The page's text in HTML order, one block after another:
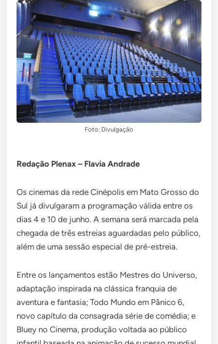
Foto: Divulgação
Redação Plenax – Flavia Andrade
Os cinemas da rede Cinépolis em Mato Grosso do
Sul já divulgaram a programação válida entre os
dias 4 e 10 de junho. A semana será marcada pela
chegada de três estreias aguardadas pelo público,
além de uma sessão especial de pré-estreia.
Entre os lançamentos estão Mestres do Universo,
adaptação inspirada na clássica franquia de
aventura e fantasia; Todo Mundo em Pânico 6,
novo capítulo da consagrada série de comédia; e
Bluey no Cinema, produção voltada ao público